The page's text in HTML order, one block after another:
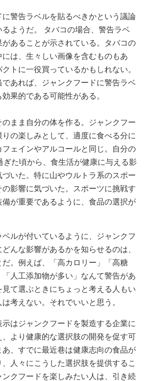
に警告ラベルを貼るべきかという議論
ようだ。 タバコの場合、警告ラベ
あることが示されている。タバコの
は、生々しい画像を含むものもあ
トに一役買っているかもしれない。
であれば、ジャンクフードに警告ラベ
果的である可能性がある。
まま自分の体を作る。ジャンクフー
りの楽しみとして、適度に食べる分に
ェインやアルコールと同じ。自分の
ぎた頃から、食生活が健康に与える影
いた。特に山やウルトラ系のスポー
影響に気づいた。スポーツに挑戦す
備が重要であるように、食品の選択が
ルが付いているように、ジャンクフ
んな影響があるかを知らせるのは、
だ。例えば、「高カロリー」「高糖
人工添加物が多い」なんて警告があ
て選ぶときにちょっと考える人もい
は考えない。それでいいと思う。
はジャンクフードを製造する企業に
、より健康的な選択肢の開発を促す可
、すでに最近巷は健康志向の食品が
人々にこうした選択肢を提供するこ
ンクフードを楽しみたい人は、引き続